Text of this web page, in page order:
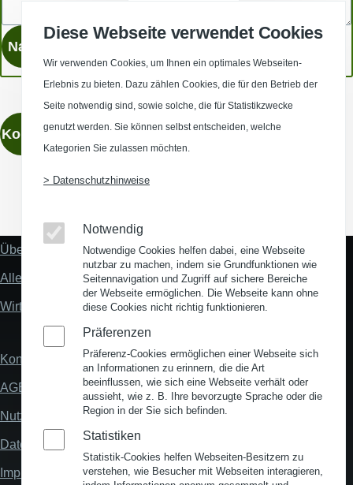
Kontaktieren
Fußzeile
Links
Über uns
Alles zum Thema Standortanalyse
Wirtschaftsstandort Deutschland
Fußzeile
Kontakt
AGB
Nutzungsbedingungen
Datenschutz
Impressum
Diese Webseite verwendet Cookies
Wir verwenden Cookies, um Ihnen ein optimales Webseiten-
Erlebnis zu bieten. Dazu zählen Cookies, die für den Betrieb der
Seite notwendig sind, sowie solche, die für Statistikzwecke
genutzt werden. Sie können selbst entscheiden, welche
Kategorien Sie zulassen möchten.
> Datenschutzhinweise
Notwendig
Notwendige Cookies helfen dabei, eine Webseite
nutzbar zu machen, indem sie Grundfunktionen wie
Seitennavigation und Zugriff auf sichere Bereiche
der Webseite ermöglichen. Die Webseite kann ohne
diese Cookies nicht richtig funktionieren.
Präferenzen
Präferenz-Cookies ermöglichen einer Webseite sich
an Informationen zu erinnern, die die Art
beeinflussen, wie sich eine Webseite verhält oder
aussieht, wie z. B. Ihre bevorzugte Sprache oder die
Region in der Sie sich befinden.
Statistiken
Statistik-Cookies helfen Webseiten-Besitzern zu
verstehen, wie Besucher mit Webseiten interagieren,